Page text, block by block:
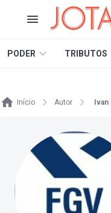
PODER TRIBUTOS
Início Autor